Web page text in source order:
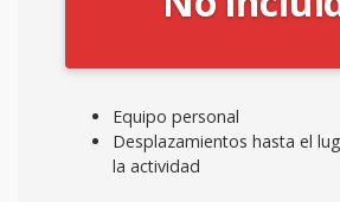
Equipo personal
Desplazamientos hasta el
la actividad